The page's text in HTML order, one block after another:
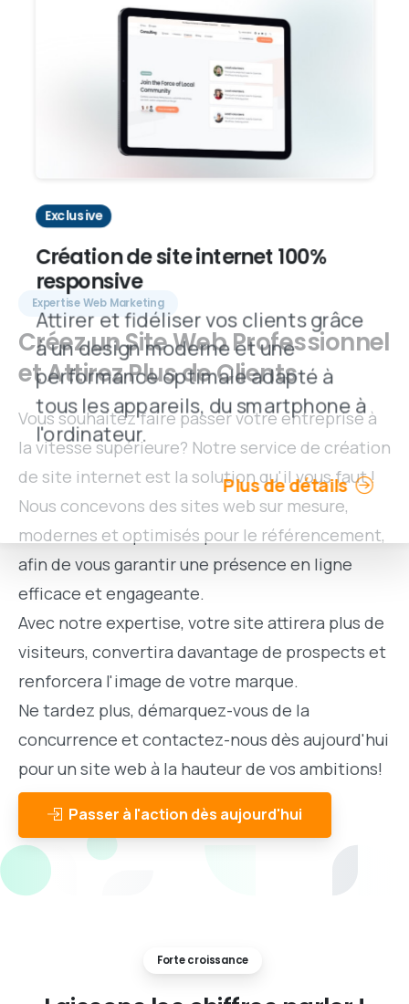
Exclusive
Création de site internet 100%
responsive
Attirer et fidéliser vos clients grâce
à un design moderne et une
performance optimale adapté à
tous les appareils, du smartphone à
l'ordinateur.
Plus de détails
Expertise Web Marketing
CréezunSiteWeb Professionnel
etAttirezPlusdeClients
Vous souhaitez faire passer votre entreprise à
la vitesse supérieure? Notre service de création
de site internet est la solution qu'il vous faut !
Nous concevons des sites web sur mesure,
modernes et optimisés pour le référencement,
afin de vous garantir une présence en ligne
efficace et engageante.
Avec notre expertise, votre site attirera plus de
visiteurs, convertira davantage de prospects et
renforcera l'image de votre marque.
Ne tardez plus, démarquez-vous de la
concurrence et contactez-nous dès aujourd'hui
pour un site web à la hauteur de vos ambitions!
Passer à l'action dès aujourd'hui
Forte croissance